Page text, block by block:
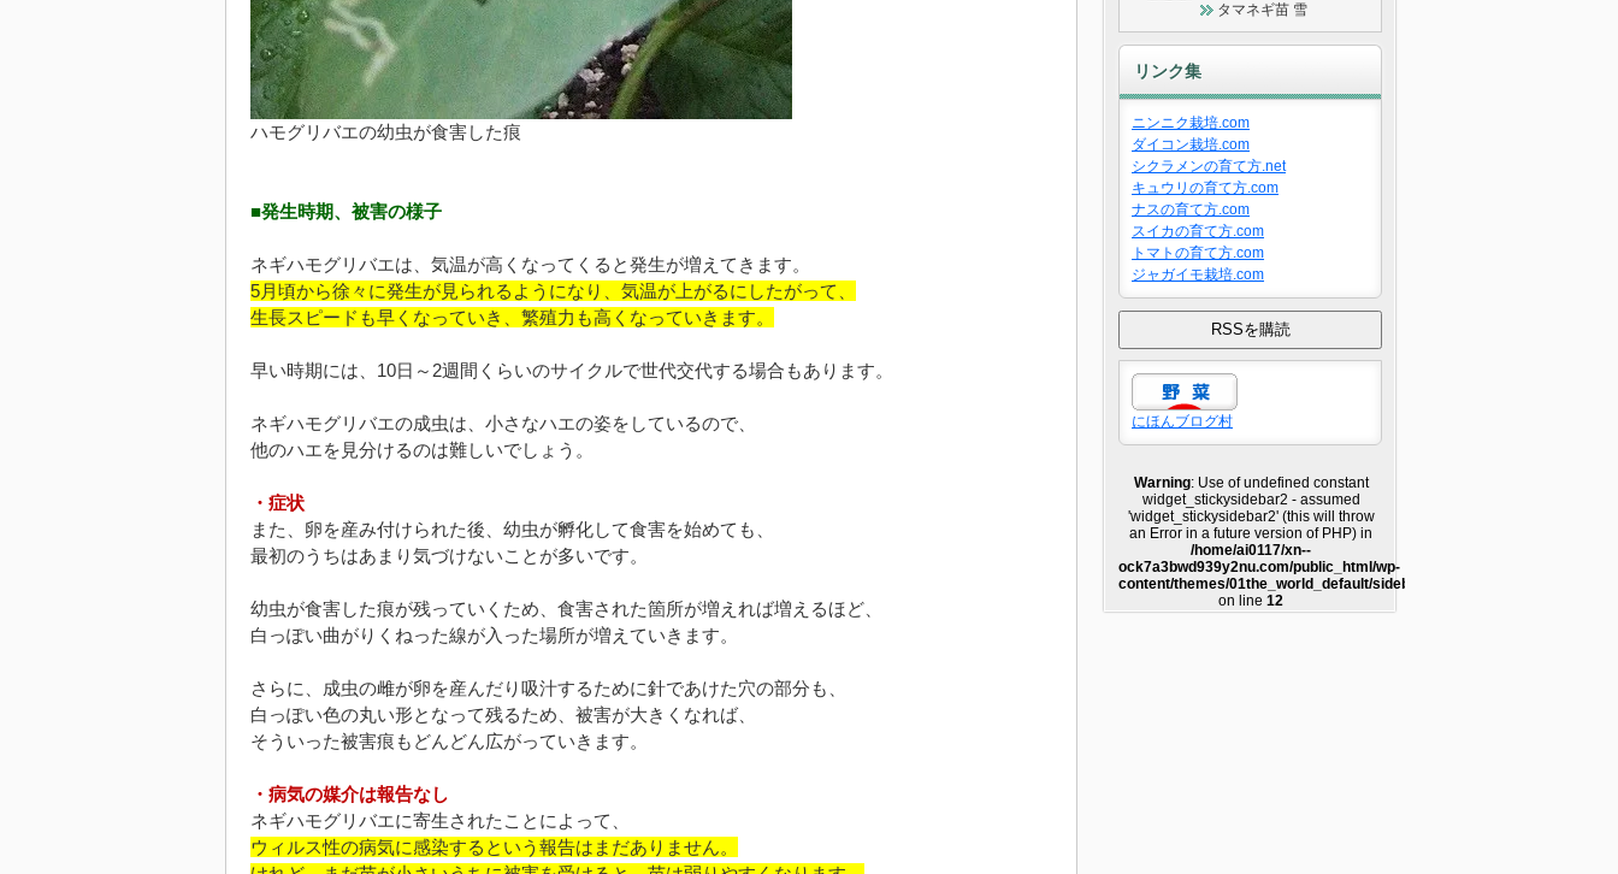
ハモグリバエの幼虫が食害した痕
■発生時期、被害の様子
ネギハモグリバエは、気温が高くなってくると発生が増えてきます。
5月頃から徐々に発生が見られるようになり、気温が上がるにしたがって、
生長スピードも早くなっていき、繁殖力も高くなっていきます。
早い時期には、10日～2週間くらいのサイクルで世代交代する場合もあります。
ネギハモグリバエの成虫は、小さなハエの姿をしているので、
他のハエを見分けるのは難しいでしょう。
・症状
また、卵を産み付けられた後、幼虫が孵化して食害を始めても、
最初のうちはあまり気づけないことが多いです。
幼虫が食害した痕が残っていくため、食害された箇所が増えれば増えるほど、
白っぽい曲がりくねった線が入った場所が増えていきます。
さらに、成虫の雌が卵を産んだり吸汁するために針であけた穴の部分も、
白っぽい色の丸い形となって残るため、被害が大きくなれば、
そういった被害痕もどんどん広がっていきます。
・病気の媒介は報告なし
ネギハモグリバエに寄生されたことによって、
ウィルス性の病気に感染するという報告はまだありません。
タマネギ苗 雪
リンク集
ニンニク栽培.com
ダイコン栽培.com
シクラメンの育て方.net
キュウリの育て方.com
ナスの育て方.com
スイカの育て方.com
トマトの育て方.com
ジャガイモ栽培.com
にほんブログ村
Warning: Use of undefined constant
widget_stickysidebar2 - assumed
'widget_stickysidebar2' (this will throw
an Error in a future version of PHP) in
/home/ai0117/xn--
ock7a3bwd939y2nu.com/public_html/wp-
content/themes/01the_world_default/sidebar2.php
on line 12